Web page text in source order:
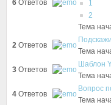
6 Ответов
1
2
Тема
2 Ответов
Тема
3 Ответов
Шаблон
Тема
4 Ответов
Вопрос
Тема